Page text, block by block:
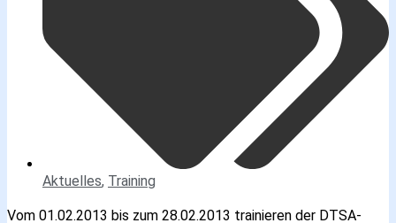
Aktuelles, Training
Vom 01.02.2013 bis zum 28.02.2013 trainieren der DTSA-